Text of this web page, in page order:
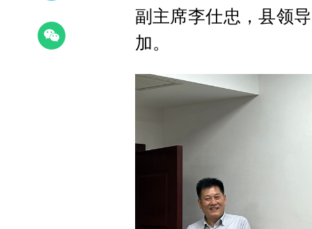
副主席李仕忠，县领
加。